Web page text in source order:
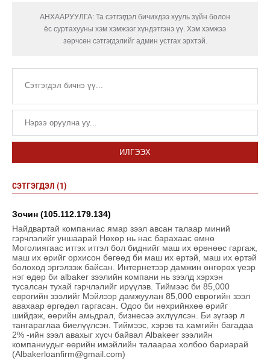
АНХААРУУЛГА: Та сэтгэгдэл бичихдээ хууль зүйн болон
ёс суртахууны хэм хэмжээг хүндэтгэнэ үү. Хэм хэмжээ
зөрчсөн сэтгэгдэлийг админ устгах эрхтэй.
ИЛГЭЭХ
СЭТГЭГДЭЛ (1)
Зочин (105.112.179.134)
Найдвартай компаниас ямар зээл авсан талаар миний
гэрчлэлийг уншаарай Нөхөр нь нас барахаас өмнө
Моголиягаас итгэх итгэл бол биднийг маш их өрөнөөс гаргаж,
маш их өрийг орхисон бөгөөд би маш их өртэй, маш их өртэй
болоход эргэлзэж байсан. Интернетээр дамжин өнгөрөх үеэр
нэг өдөр би albaker зээлийн компани нь зээлд хэрхэн
тусалсан тухай гэрчлэлийг ирүүлэв. Тиймээс би 85,000
еврогийн зээлийг Мэйлээр дамжуулан 85,000 еврогийн зээл
авахаар өргөдөл гаргасан. Одоо би нөхрийнхөө өрийг
шийдэж, өөрийн амьдрал, бизнесээ эхлүүлсэн. Би зүгээр л
тангараглаа биелүүлсэн. Тиймээс, хэрэв та хамгийн багадаа
2% -ийн зээл авахыг хүсч байвал Albakeer зээлийн
компаниудыг өөрийн имэйлийн талаараа холбоо бариарай
(Albakerloanfirm@gmail.com)